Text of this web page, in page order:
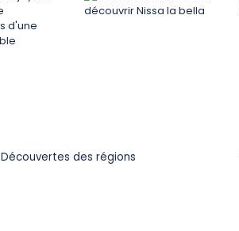
Découvertes des régions